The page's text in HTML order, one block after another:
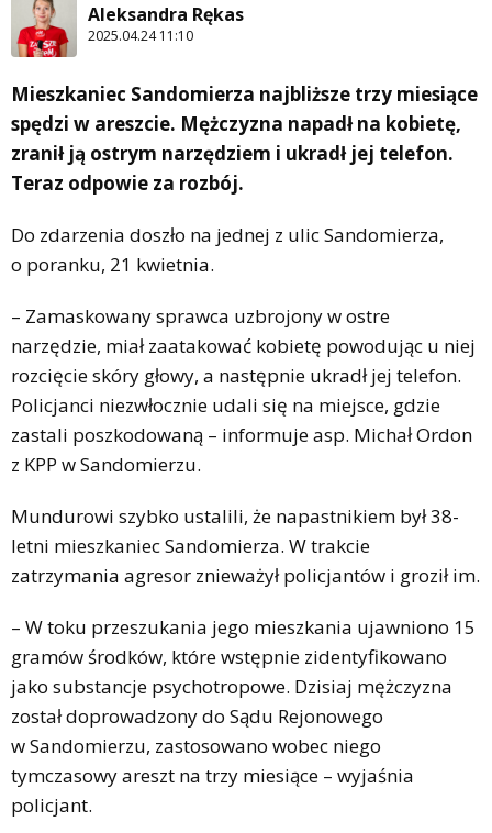
Aleksandra Rękas
2025.04.24 11:10
Mieszkaniec Sandomierza najbliższe trzy miesiące
spędzi w areszcie. Mężczyzna napadł na kobietę,
zranił ją ostrym narzędziem i ukradł jej telefon.
Teraz odpowie za rozbój.
Do zdarzenia doszło na jednej z ulic Sandomierza,
o poranku, 21 kwietnia.
– Zamaskowany sprawca uzbrojony w ostre
narzędzie, miał zaatakować kobietę powodując u niej
rozcięcie skóry głowy, a następnie ukradł jej telefon.
Policjanci niezwłocznie udali się na miejsce, gdzie
zastali poszkodowaną – informuje asp. Michał Ordon
z KPP w Sandomierzu.
Mundurowi szybko ustalili, że napastnikiem był 38-
letni mieszkaniec Sandomierza. W trakcie
zatrzymania agresor znieważył policjantów i groził im.
– W toku przeszukania jego mieszkania ujawniono 15
gramów środków, które wstępnie zidentyfikowano
jako substancje psychotropowe. Dzisiaj mężczyzna
został doprowadzony do Sądu Rejonowego
w Sandomierzu, zastosowano wobec niego
tymczasowy areszt na trzy miesiące – wyjaśnia
policjant.